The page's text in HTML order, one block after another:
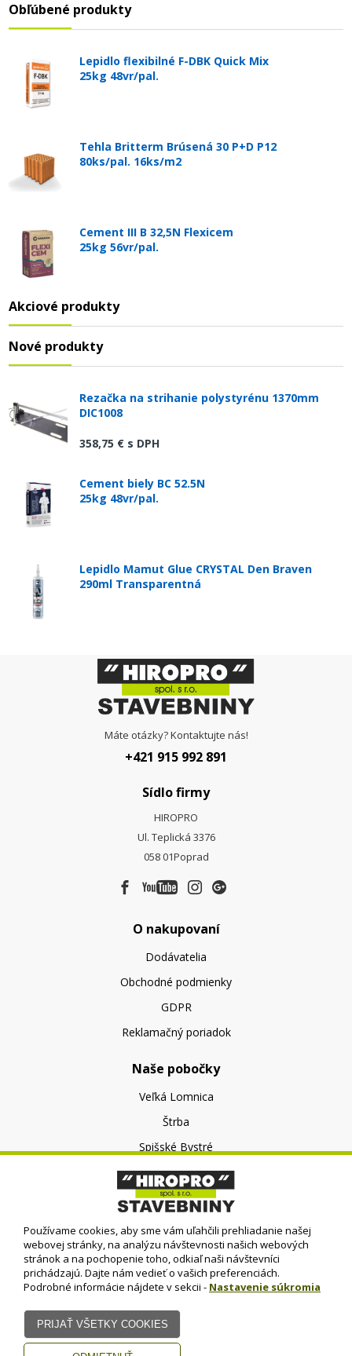
Obľúbené produkty
Lepidlo flexibilné F-DBK Quick Mix
25kg 48vr/pal.
Tehla Britterm Brúsená 30 P+D P12
80ks/pal. 16ks/m2
Cement III B 32,5N Flexicem
25kg 56vr/pal.
Akciové produkty
Nové produkty
Rezačka na strihanie polystyrénu 1370mm
DIC1008
358,75 € s DPH
Cement biely BC 52.5N
25kg 48vr/pal.
Lepidlo Mamut Glue CRYSTAL Den Braven
290ml Transparentná
Máte otázky? Kontaktujte nás!
+421 915 992 891
Sídlo firmy
HIROPRO
Ul. Teplická 3376
058 01Poprad
O nakupovaní
Dodávatelia
Obchodné podmienky
GDPR
Reklamačný poriadok
Naše pobočky
Veľká Lomnica
Štrba
Spišské Bystré
O nás
O spoločnosti
Kontakt
Používame cookies, aby sme vám uľahčili prehliadanie našej
webovej stránky, na analýzu návštevnosti našich webových
stránok a na pochopenie toho, odkiaľ naši návštevníci
prichádzajú. Dajte nám vedieť o vašich preferenciách.
Podrobné informácie nájdete v sekcii - Nastavenie súkromia